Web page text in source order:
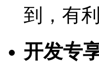
到，有
开发专